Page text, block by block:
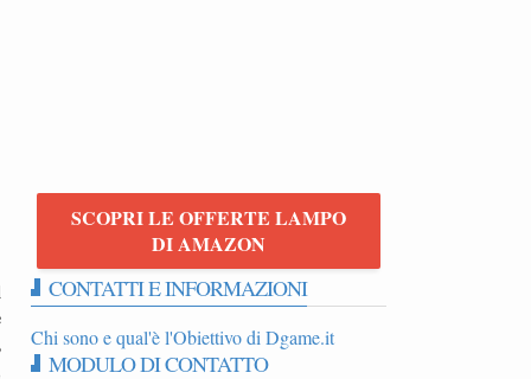
SCOPRI LE OFFERTE LAMPO
DI AMAZON
CONTATTI E INFORMAZIONI
Chi sono e qual'è l'Obiettivo di Dgame.it
MODULO DI CONTATTO